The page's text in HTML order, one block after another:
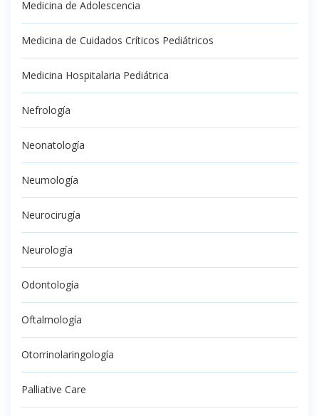
Medicina de Adolescencia
Medicina de Cuidados Críticos Pediátricos
Medicina Hospitalaria Pediátrica
Nefrología
Neonatología
Neumología
Neurocirugía
Neurología
Odontología
Oftalmología
Otorrinolaringología
Palliative Care